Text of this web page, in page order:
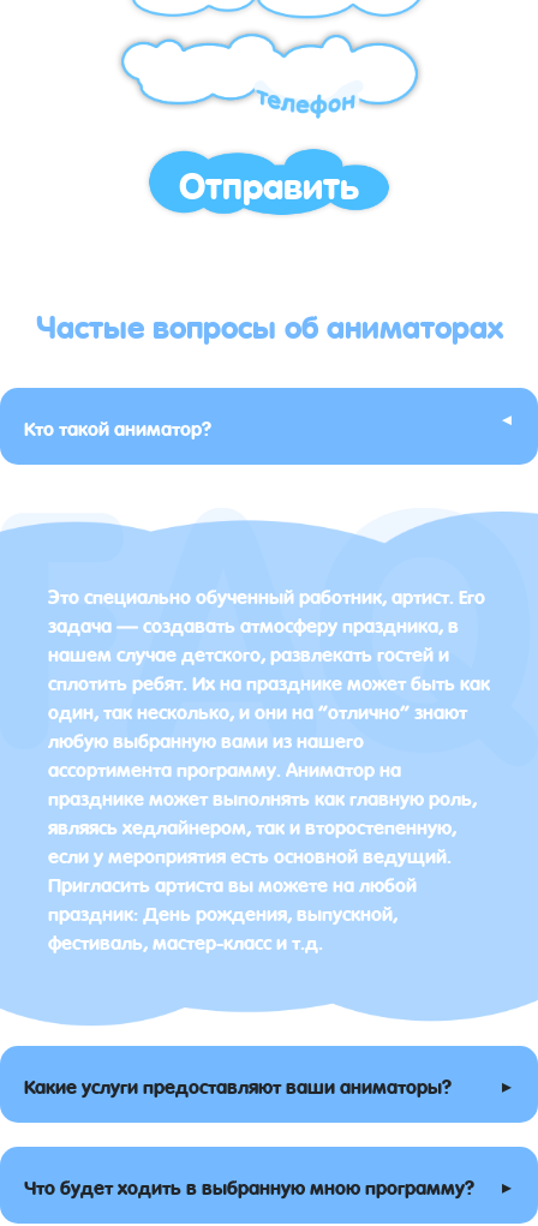
Отправить
Частые вопросы об аниматорах
Кто такой аниматор? ▸
Это специально обученный работник, артист. Его
задача — создавать атмосферу праздника, в
нашем случае детского, развлекать гостей и
сплотить ребят. Их на празднике может быть как
один, так несколько, и они на “отлично” знают
любую выбранную вами из нашего
ассортимента программу. Аниматор на
празднике может выполнять как главную роль,
являясь хедлайнером, так и второстепенную,
если у мероприятия есть основной ведущий.
Пригласить артиста вы можете на любой
праздник: День рождения, выпускной,
фестиваль, мастер-класс и т.д.
Какие услуги предоставляют ваши аниматоры? ▸
Что будет ходить в выбранную мною программу? ▸